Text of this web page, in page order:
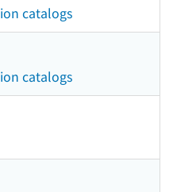
catalogs
catalogs